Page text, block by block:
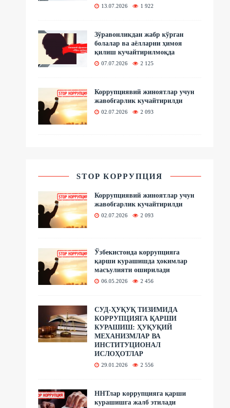
13.07.2026 1 922
Зўравонликдан жабр кўрган
болалар ва аёлларни ҳимоя
қилиш кучайтирилмоқда
07.07.2026 2 125
Коррупциявий жиноятлар учун
жавобгарлик кучайтирилди
02.07.2026 2 093
STOP КОРРУПЦИЯ
Коррупциявий жиноятлар учун
жавобгарлик кучайтирилди
02.07.2026 2 093
Ўзбекистонда коррупцияга
қарши курашишда ҳокимлар
масъулияти оширилади
06.05.2026 2 456
СУД-ҲУҚУҚ ТИЗИМИДА
КОРРУПЦИЯГА ҚАРШИ
КУРАШИШ: ҲУҚУҚИЙ
МЕХАНИЗМЛАР ВА
ИНСТИТУЦИОНАЛ
ИСЛОҲОТЛАР
29.01.2026 2 556
ННТлар коррупцияга қарши
курашишга жалб этилади